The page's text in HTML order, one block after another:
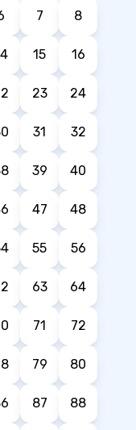
7 8
15 16
23 24
31 32
39 40
47 48
55 56
63 64
71 72
79 80
87 88